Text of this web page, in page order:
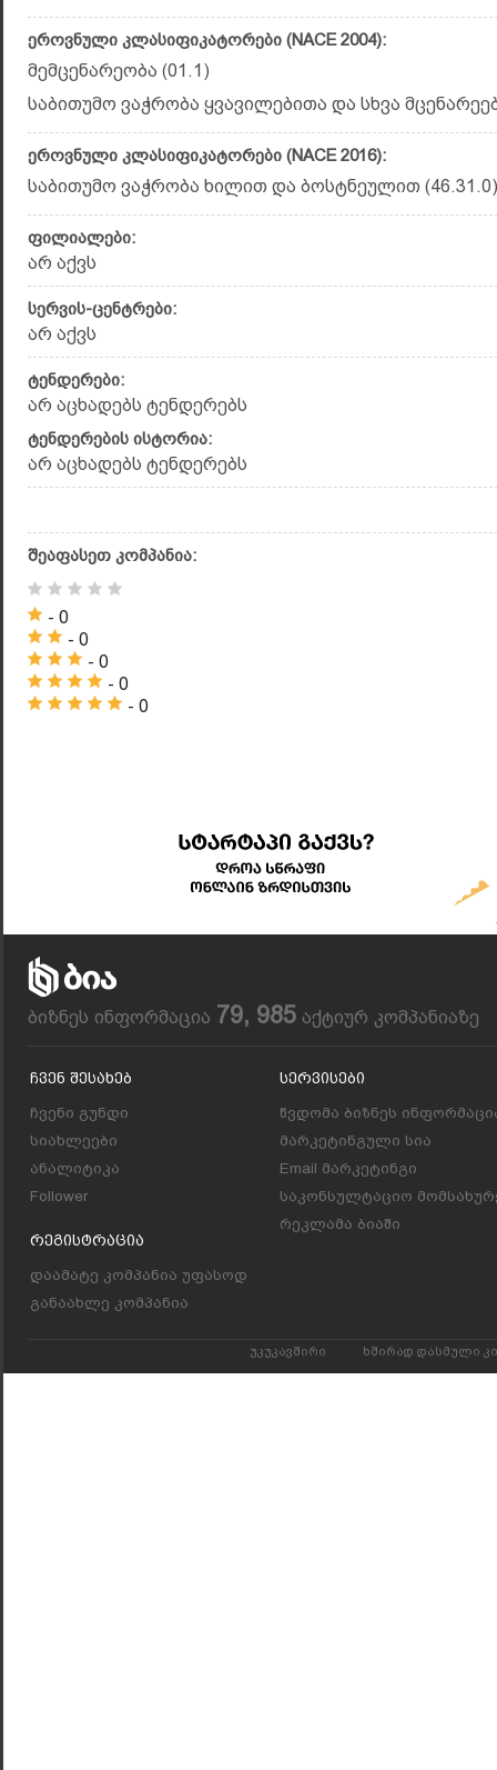
ეროვნული კლასიფიკატორები (NACE 2004):
მემცენარეობა (01.1)
საბითუმო ვაჭრობა ყვავილებითა და სხვა
ეროვნული კლასიფიკატორები (NACE 2016):
საბითუმო ვაჭრობა ხილით და ბოსტნეულით (46.31.0)
ფილიალები:
არ აქვს
სერვის-ცენტრები:
არ აქვს
ტენდერები:
არ აცხადებს ტენდერებს
ტენდერების ისტორია:
არ აცხადებს ტენდერებს
შეაფასეთ კომპანია:
- 0
- 0
- 0
- 0
- 0
ბიზნეს ინფორმაცია 79, 985 აქტიურ კომპანიაზე
Ჩვენ Შესახებ
ჩვენი გუნდი
სიახლეები
ანალიტიკა
Follower
Რეგისტრაცია
დაამატე კომპანია უფასოდ
განაახლე კომპანია
Სერვისები
წვდომა ბიზნეს
მარკეტინგული სია
Email მარკეტინგი
საკონსულტაციო
რეკლამა ბიაში
უკუკავშირი ხშირად დასმული